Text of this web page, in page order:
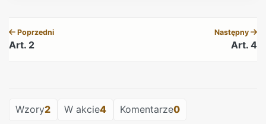
Poprzedni
Art. 2
Następny
Art. 4
Wzory2 W akcie4 Komentarze0